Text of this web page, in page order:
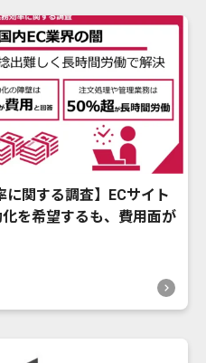
に関する調査】ECサイト
を希望するも、費用面が